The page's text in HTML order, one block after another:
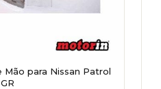
Mão para Nissan Patrol
GR